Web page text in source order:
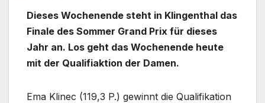
Dieses Wochenende steht in Klingenthal das
Finale des Sommer Grand Prix für dieses
Jahr an. Los geht das Wochenende heute
mit der Qualifiaktion der Damen.
Ema Klinec (119,3 P.) gewinnt die Qualifikation